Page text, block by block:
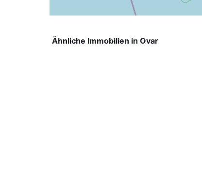
Ähnliche Immobilien in Ovar